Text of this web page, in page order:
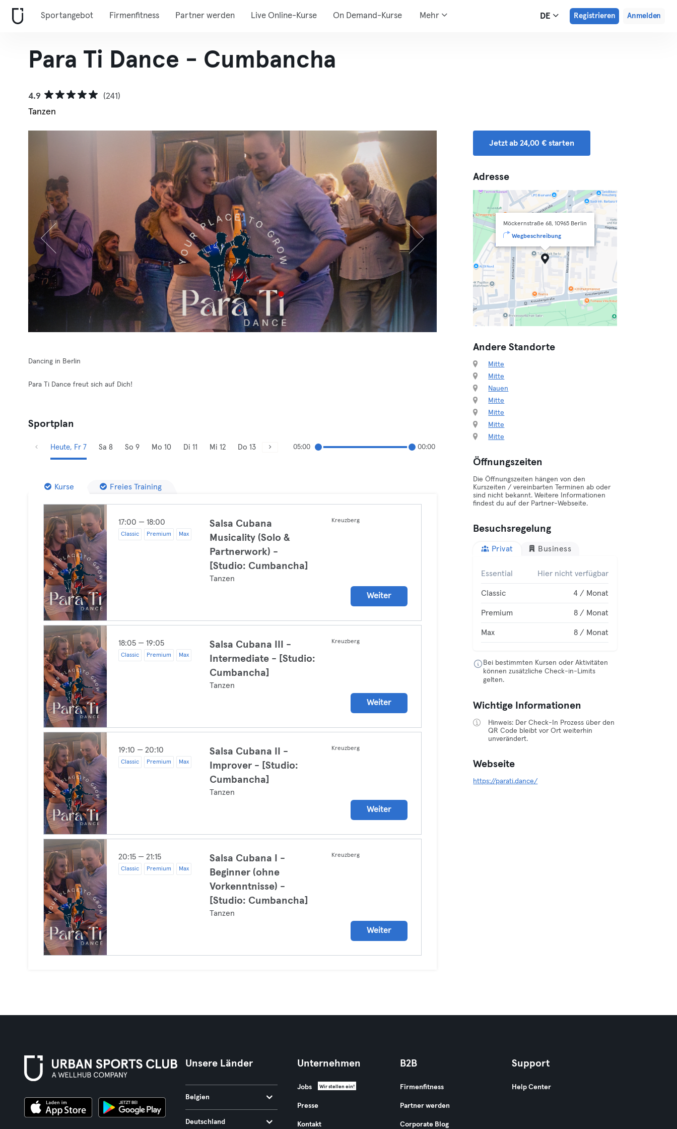
Sportangebot Firmenfitness Partner werden Live Online-Kurse On Demand-Kurse Mehr DE Registrieren Anmelden
Para Ti Dance - Cumbancha
4.9
(241)
Tanzen
Dancing in Berlin
Para Ti Dance freut sich auf Dich!
Sportplan
Heute, Fr 7 Sa 8 So 9 Mo 10 Di 11 Mi 12 Do 13 05:00 00:00
Kurse Freies Training
17:00 — 18:00
Classic Premium Max
Salsa Cubana
Musicality (Solo &
Partnerwork) -
[Studio: Cumbancha]
Tanzen
Kreuzberg
Weiter
18:05 — 19:05
Classic Premium Max
Salsa Cubana III -
Intermediate - [Studio:
Cumbancha]
Tanzen
Kreuzberg
Weiter
19:10 — 20:10
Classic Premium Max
Salsa Cubana II -
Improver - [Studio:
Cumbancha]
Tanzen
Kreuzberg
Weiter
20:15 — 21:15
Classic Premium Max
Salsa Cubana I -
Beginner (ohne
Vorkenntnisse) -
[Studio: Cumbancha]
Tanzen
Kreuzberg
Weiter
Jetzt ab 24,00 € starten
Adresse
Möckernstraße 68, 10965 Berlin
Wegbeschreibung
Andere Standorte
Mitte
Mitte
Nauen
Mitte
Mitte
Mitte
Mitte
Öffnungszeiten
Die Öffnungszeiten hängen von den
Kurszeiten / vereinbarten Terminen ab oder
sind nicht bekannt. Weitere Informationen
findest du auf der Partner-Webseite.
Besuchsregelung
Privat Business
Essential Hier nicht verfügbar
Classic 4 / Monat
Premium 8 / Monat
Max 8 / Monat
Bei bestimmten Kursen oder Aktivitäten
können zusätzliche Check-in-Limits
gelten.
Wichtige Informationen
Hinweis: Der Check-In Prozess über den
QR Code bleibt vor Ort weiterhin
unverändert.
Webseite
https://parati.dance/
Unsere Länder
Belgien
Deutschland
Unternehmen
Jobs Wir stellen ein!
Presse
Kontakt
B2B
Firmenfitness
Partner werden
Corporate Blog
Support
Help Center